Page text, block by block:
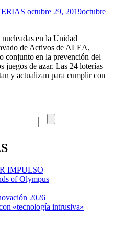
octubre 29, 2019octubre
en la Unidad
de Activos de ALEA,
conjunto en la prevención del
juegos de azar. Las 24 loterías
y actualizan para cumplir con
IMPULSO
of Olympus
2026
«tecnología intrusiva»